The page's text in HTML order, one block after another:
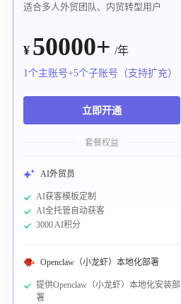
适合多人外贸团队、内贸转型用户
¥ 50000+ /年
1个主账号+5个子账号（支持扩充）
立即开通
套餐权益
AI外贸员
AI获客模板定制
AI全托管自动获客
3000 AI积分
Openclaw（小龙虾）本地化部署
提供Openclaw（小龙虾）本地化安装部
署